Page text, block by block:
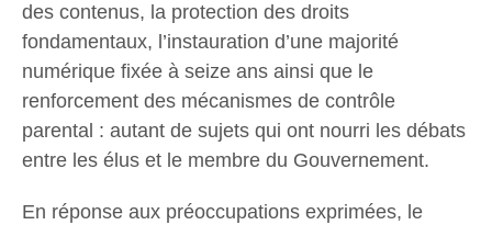
des contenus, la protection des droits
fondamentaux, l’instauration d’une majorité
numérique fixée à seize ans ainsi que le
renforcement des mécanismes de contrôle
parental : autant de sujets qui ont nourri les débats
entre les élus et le membre du Gouvernement.
En réponse aux préoccupations exprimées, le